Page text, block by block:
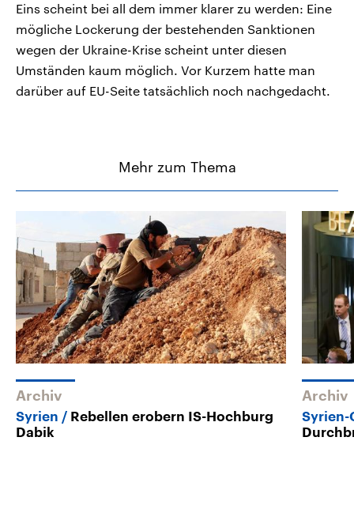
Eins scheint bei all dem immer klarer zu werden: Eine
mögliche Lockerung der bestehenden Sanktionen
wegen der Ukraine-Krise scheint unter diesen
Umständen kaum möglich. Vor Kurzem hatte man
darüber auf EU-Seite tatsächlich noch nachgedacht.
Mehr zum Thema
Archiv
Syrien
Rebellen erobern IS-Hochburg
Dabik
Archiv
Syrien-